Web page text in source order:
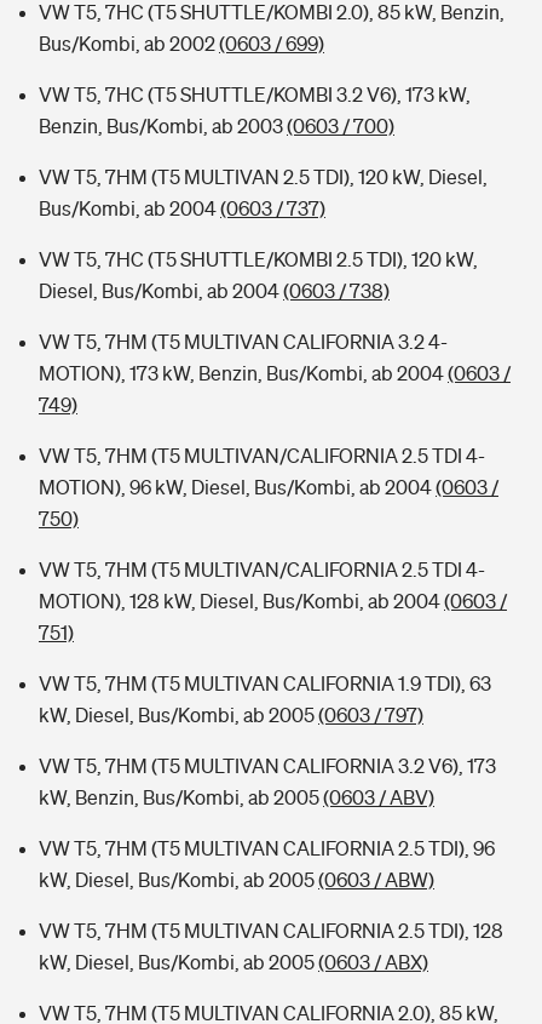
VW T5, 7HC (T5 SHUTTLE/KOMBI 2.0), 85 kW, Benzin,
Bus/Kombi, ab 2002(0603 / 699)
VW T5, 7HC (T5 SHUTTLE/KOMBI 3.2 V6), 173 kW,
Benzin, Bus/Kombi, ab 2003(0603 / 700)
VW T5, 7HM (T5 MULTIVAN 2.5 TDI), 120 kW, Diesel,
Bus/Kombi, ab 2004(0603 / 737)
VW T5, 7HC (T5 SHUTTLE/KOMBI 2.5 TDI), 120 kW,
Diesel, Bus/Kombi, ab 2004(0603 / 738)
VW T5, 7HM (T5 MULTIVAN CALIFORNIA 3.2 4-
MOTION), 173 kW, Benzin, Bus/Kombi, ab 2004(0603 /
749)
VW T5, 7HM (T5 MULTIVAN/CALIFORNIA 2.5 TDI 4-
MOTION), 96 kW, Diesel, Bus/Kombi, ab 2004(0603 /
750)
VW T5, 7HM (T5 MULTIVAN/CALIFORNIA 2.5 TDI 4-
MOTION), 128 kW, Diesel, Bus/Kombi, ab 2004(0603 /
751)
VW T5, 7HM (T5 MULTIVAN CALIFORNIA 1.9 TDI), 63
kW, Diesel, Bus/Kombi, ab 2005(0603 / 797)
VW T5, 7HM (T5 MULTIVAN CALIFORNIA 3.2 V6), 173
kW, Benzin, Bus/Kombi, ab 2005(0603 / ABV)
VW T5, 7HM (T5 MULTIVAN CALIFORNIA 2.5 TDI), 96
kW, Diesel, Bus/Kombi, ab 2005(0603 / ABW)
VW T5, 7HM (T5 MULTIVAN CALIFORNIA 2.5 TDI), 128
kW, Diesel, Bus/Kombi, ab 2005(0603 / ABX)
VW T5, 7HM (T5 MULTIVAN CALIFORNIA 2.0), 85 kW,